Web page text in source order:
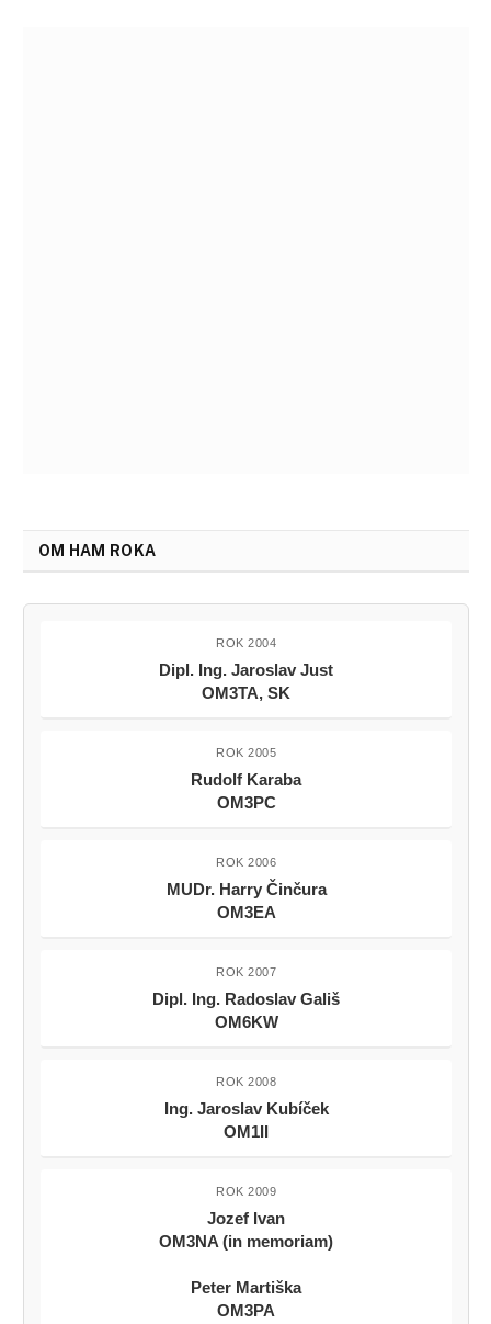
OM HAM ROKA
ROK 2004
Dipl. Ing. Jaroslav Just
OM3TA, SK
ROK 2005
Rudolf Karaba
OM3PC
ROK 2006
MUDr. Harry Činčura
OM3EA
ROK 2007
Dipl. Ing. Radoslav Gališ
OM6KW
ROK 2008
Ing. Jaroslav Kubíček
OM1II
ROK 2009
Jozef Ivan
OM3NA (in memoriam)
Peter Martiška
OM3PA